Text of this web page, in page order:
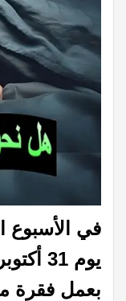
في الأسبوع
يوم
بعمل فقرة